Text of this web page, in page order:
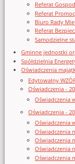
Referat
Referat
Biuro Rady
Referat
Samodzielne
Gminne jednostki
Spółdzielnia
Oświadczenia
Edytowalny
Oświadczenia -
Oświadczenia
Oświadczenia -
Oświadczenia
Oświadczenia
Oświadczenia
Oświadczenia
Oświadczenia